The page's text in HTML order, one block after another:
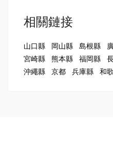
相關鏈接
山口縣 岡山縣 島根縣
宮崎縣
熊本縣 福岡縣
沖繩縣
京都 兵庫縣 和